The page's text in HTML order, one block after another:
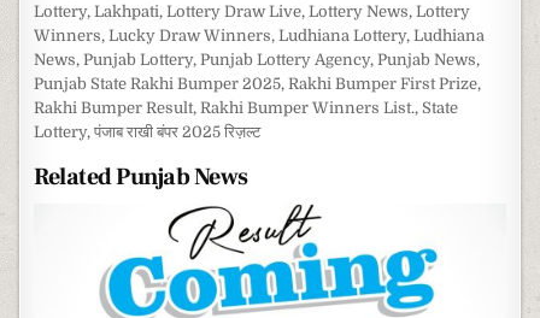
Lottery,Lakhpati,Lottery Draw Live,Lottery News,Lottery
Winners,Lucky Draw Winners,Ludhiana Lottery,Ludhiana
News,Punjab Lottery,Punjab Lottery Agency,Punjab News,
Punjab State Rakhi Bumper 2025,Rakhi Bumper First Prize,
Rakhi Bumper Result,Rakhi Bumper Winners List., State
Lottery,पंजाब राखी बंपर 2025 रिज़ल्ट
Related Punjab News